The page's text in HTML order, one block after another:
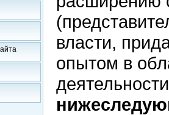
власти,
опытом в